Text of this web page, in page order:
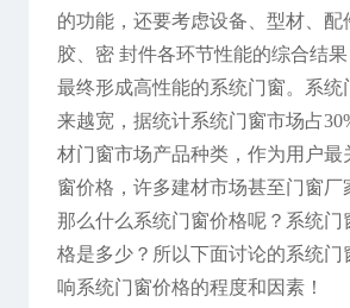
的功能，还要考虑设备、型材、配
胶、密 封件各环节性能的综合结果
最终形成高性能的系统门窗。系统
来越宽，据统计系统门窗市场占
材门窗市场产品种类，作为用户最
窗价格，许多建材市场甚至门窗厂
那么什么系统门窗价格呢？系统门
格是多少？所以下面讨论的系统门
响系统门窗价格的程度和因素！